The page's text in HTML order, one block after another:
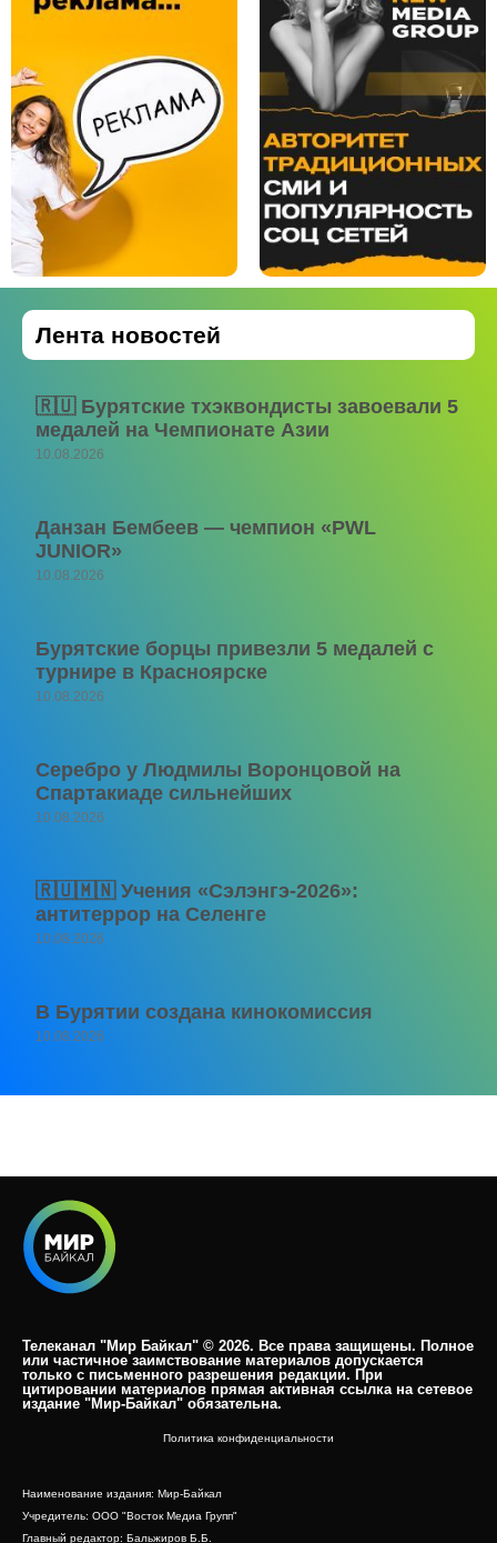
Лента новостей
🇷🇺 Бурятские тхэквондисты завоевали 5
медалей на Чемпионате Азии
10.08.2026
Данзан Бембеев — чемпион «PWL
JUNIOR»
10.08.2026
Бурятские борцы привезли 5 медалей с
турнире в Красноярске
10.08.2026
Серебро у Людмилы Воронцовой на
Спартакиаде сильнейших
10.08.2026
🇷🇺🇲🇳 Учения «Сэлэнгэ-2026»:
антитеррор на Селенге
10.08.2026
В Бурятии создана кинокомиссия
10.08.2026
Телеканал "Мир Байкал" © 2026. Все права защищены. Полное
или частичное заимствование материалов допускается
только с письменного разрешения редакции. При
цитировании материалов прямая активная ссылка на сетевое
издание "Мир-Байкал" обязательна.​
Политика конфиденциальности
Наименование издания: Мир-Байкал
Учредитель: ООО "Восток Медиа Групп"
Главный редактор: Бальжиров Б.Б.